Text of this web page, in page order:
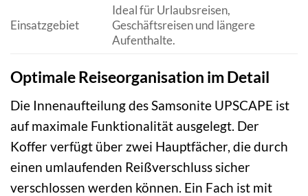
Einsatzgebiet
Ideal für Urlaubsreisen,
Geschäftsreisen und längere
Aufenthalte.
Optimale Reiseorganisation im Detail
Die Innenaufteilung des Samsonite UPSCAPE ist
auf maximale Funktionalität ausgelegt. Der
Koffer verfügt über zwei Hauptfächer, die durch
einen umlaufenden Reißverschluss sicher
verschlossen werden können. Ein Fach ist mit